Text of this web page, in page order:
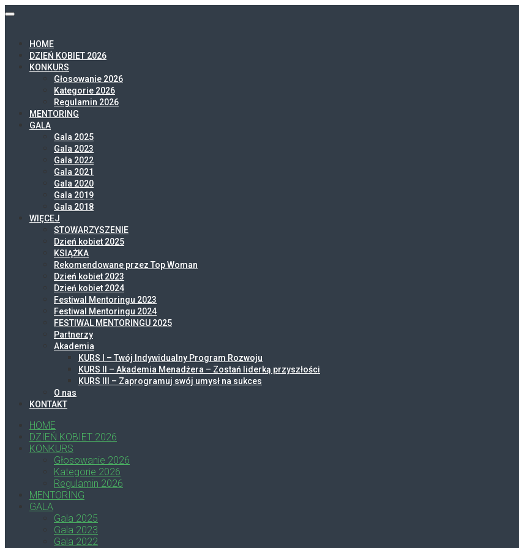
HOME
DZIEŃ KOBIET 2026
KONKURS
Głosowanie 2026
Kategorie 2026
Regulamin 2026
MENTORING
GALA
Gala 2025
Gala 2023
Gala 2022
Gala 2021
Gala 2020
Gala 2019
Gala 2018
WIĘCEJ
STOWARZYSZENIE
Dzień kobiet 2025
KSIĄŻKA
Rekomendowane przez Top Woman
Dzień kobiet 2023
Dzień kobiet 2024
Festiwal Mentoringu 2023
Festiwal Mentoringu 2024
FESTIWAL MENTORINGU 2025
Partnerzy
Akademia
KURS I – Twój Indywidualny Program Rozwoju
KURS II – Akademia Menadżera – Zostań liderką przyszłości
KURS III – Zaprogramuj swój umysł na sukces
O nas
KONTAKT
HOME
DZIEŃ KOBIET 2026
KONKURS
Głosowanie 2026
Kategorie 2026
Regulamin 2026
MENTORING
GALA
Gala 2025
Gala 2023
Gala 2022